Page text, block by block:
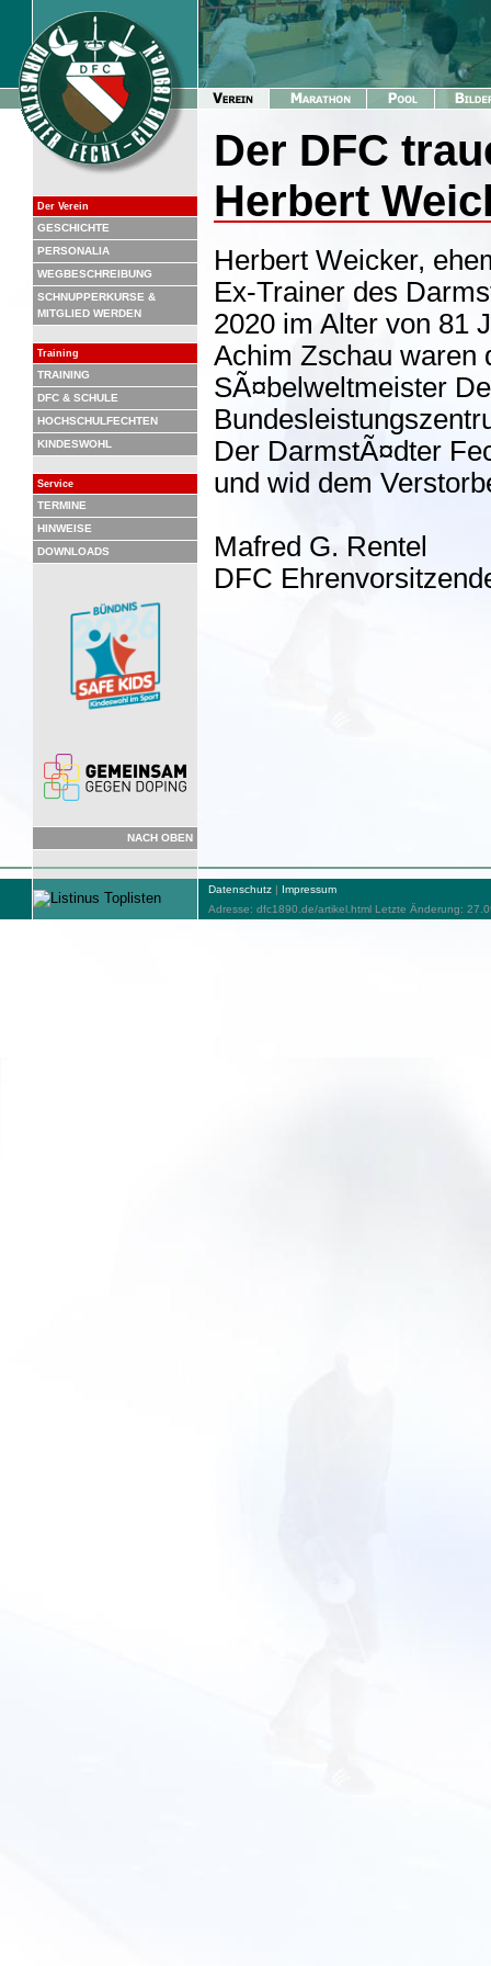
Der Verein
GESCHICHTE
PERSONALIA
WEGBESCHREIBUNG
SCHNUPPERKURSE &
MITGLIED WERDEN
Training
TRAINING
DFC & SCHULE
HOCHSCHULFECHTEN
KINDESWOHL
Service
TERMINE
HINWEISE
DOWNLOADS
Der DFC
Herbert
Herbert Weicker,
Ex-Trainer des
2020 im Alter von 81
Achim Zschau waren
SÃ¤belweltmeister
Der DarmstÃ¤dter
und wid dem
Mafred G. Rentel
DFC
NACH OBEN
Datenschutz | Impressum
Adresse: dfc1890.de/artikel.html Letzte Änderung: